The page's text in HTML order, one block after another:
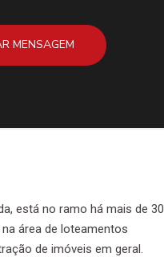
MENSAGEM
está no ramo há mais de 30
área de loteamentos
de imóveis em geral.